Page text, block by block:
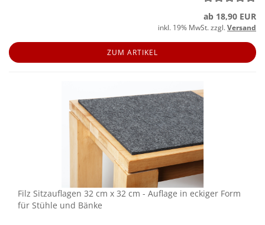
ab 18,90 EUR
inkl. 19% MwSt. zzgl.Versand
ZUM ARTIKEL
Filz Sitz­auf­la­gen 32 cm x 32 cm - Auf­la­ge in ecki­ger Form
für Stüh­le und Bänke